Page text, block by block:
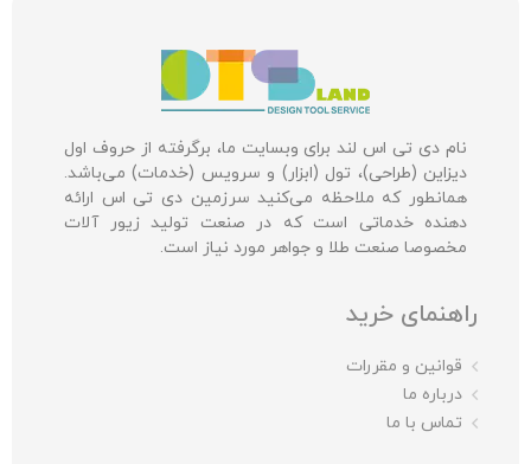
نام دی تی اس لند برای وبسایت ما، برگرفته از حروف اول
دیزاین (طراحی)، تول (ابزار) و سرویس (خدمات) می‌باشد.
همانطور که ملاحظه می‌کنید سرزمین دی تی اس ارائه
دهنده خدماتی است که در صنعت تولید زیور آلات
مخصوصا صنعت طلا و جواهر مورد نیاز است.
راهنمای خرید
قوانین و مقررات
درباره ما
تماس با ما